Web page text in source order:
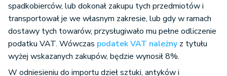
spadkobierców, lub dokonał zakupu tych przedmiotów i
transportował je we własnym zakresie, lub gdy w ramach
dostawy tych towarów, przysługiwało mu pełne odliczenie
podatku VAT. Wówczas podatek VAT należny z tytułu
wyżej wskazanych zakupów, będzie wynosił 8%.
W odniesieniu do importu dzieł sztuki, antyków i